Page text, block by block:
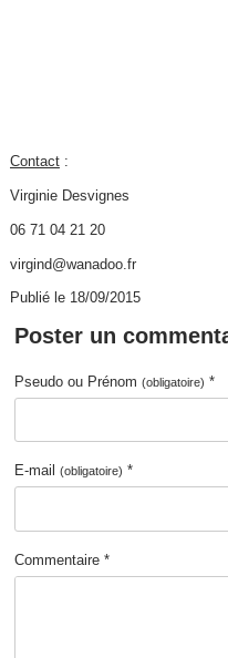
Contact:
Virginie Desvignes
06 71 04 21 20
virgind@wanadoo.fr
Publié le 18/09/2015
Poster un
Pseudo ou Prénom(obligatoire) *
E-mail(obligatoire) *
Commentaire *